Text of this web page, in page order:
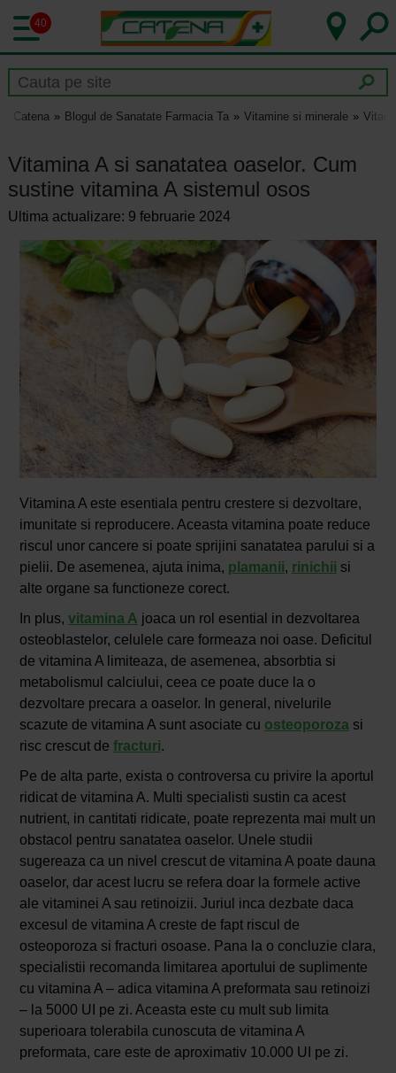
40
Catena Blogul de Sanatate Farmacia Ta Vitamine si minerale
Vitamina A si sanatatea oaselor. Cum
sustine vitamina A sistemul osos
Ultima actualizare: 9 februarie 2024
Vitamina A este esentiala pentru crestere si dezvoltare,
imunitate si reproducere. Aceasta vitamina poate reduce
riscul unor cancere si poate sprijini sanatatea parului si a
pielii. De asemenea, ajuta inima, plamanii, rinichii si
alte organe sa functioneze corect.
In plus, vitamina A joaca un rol esential in dezvoltarea
osteoblastelor, celulele care formeaza noi oase. Deficitul
de vitamina A limiteaza, de asemenea, absorbtia si
metabolismul calciului, ceea ce poate duce la o
dezvoltare precara a oaselor. In general, nivelurile
scazute de vitamina A sunt asociate cu osteoporoza si
risc crescut de fracturi.
Pe de alta parte, exista o controversa cu privire la aportul
ridicat de vitamina A. Multi specialisti sustin ca acest
nutrient, in cantitati ridicate, poate reprezenta mai mult un
obstacol pentru sanatatea oaselor. Unele studii
sugereaza ca un nivel crescut de vitamina A poate dauna
oaselor, dar acest lucru se refera doar la formele active
ale vitaminei A sau retinoizii. Juriul inca dezbate daca
excesul de vitamina A creste de fapt riscul de
osteoporoza si fracturi osoase. Pana la o concluzie clara,
specialistii recomanda limitarea aportului de suplimente
cu vitamina A – adica vitamina A preformata sau retinoizi
– la 5000 UI pe zi. Aceasta este cu mult sub limita
superioara tolerabila cunoscuta de vitamina A
preformata, care este de aproximativ 10.000 UI pe zi.